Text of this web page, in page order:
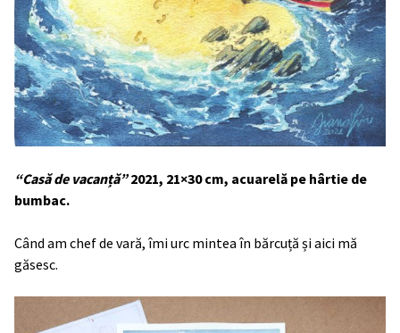
“Casă de vacanță”2021, 21×30 cm, acuarelă pe hârtie de
bumbac.
Când am chef de vară, îmi urc mintea în bărcuță și aici mă
găsesc.